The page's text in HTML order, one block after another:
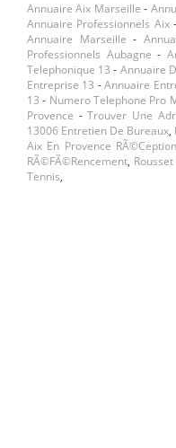
Annuaire Aix Marseille -
Annuaire Professionnels Aix
Annuaire Marseille -
Professionnels Aubagne -
Telephonique 13 - Annuaire
Entreprise 13 -Annuaire
13 - Numero Telephone Pro
Provence -Trouver Une
13006 Entretien De Bureaux,
Aix En Provence
RÃ©fÃ©rencement,
Tennis,